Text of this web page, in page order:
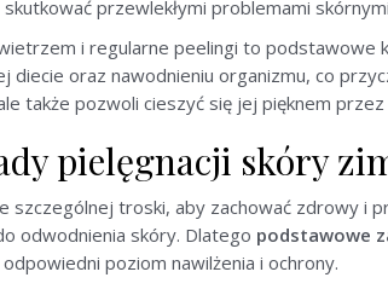
przewlekłymi problemami
i regularne peelingi to
diecie oraz nawodnieniu organizmu, co
także pozwoli cieszyć się jej pięknem przez
pielęgnacji skóry
troski, aby zachować zdrowy i
odwodnienia skóry. Dlatego podstawowe
poziom nawilżenia i ochrony.